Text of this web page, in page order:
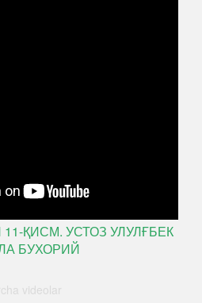
ҚИСМ. УСТОЗ УЛУЛҒБЕК
БУХОРИЙ
videolar